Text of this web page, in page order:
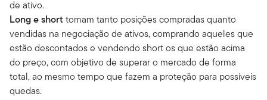
de ativo.
Long e short tomam tanto posições compradas quanto
vendidas na negociação de ativos, comprando aqueles que
estão descontados e vendendo short os que estão acima
do preço, com objetivo de superar o mercado de forma
total, ao mesmo tempo que fazem a proteção para possíveis
quedas.